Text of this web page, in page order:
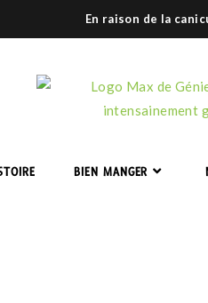
En raison de la
BIEN MANGER